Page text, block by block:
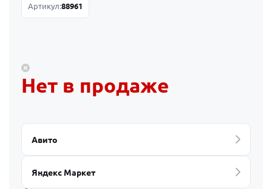
Артикул:88961
Нет в продаже
Авито
Яндекс Маркет